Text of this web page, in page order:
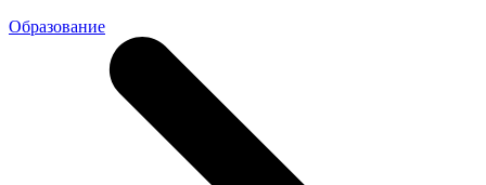
Образование